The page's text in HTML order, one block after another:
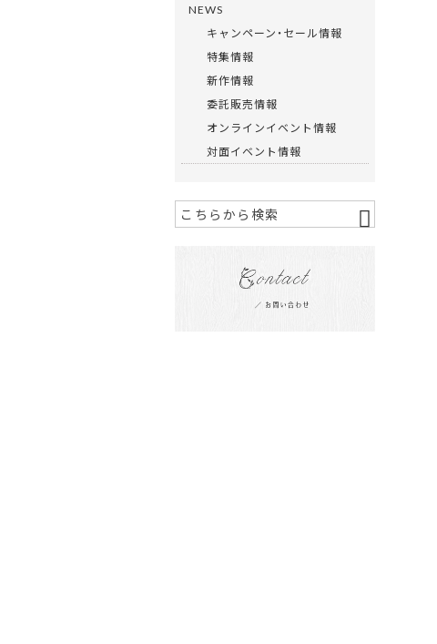
NEWS
キャンペーン・セール情報
特集情報
新作情報
委託販売情報
オンラインイベント情報
対面イベント情報